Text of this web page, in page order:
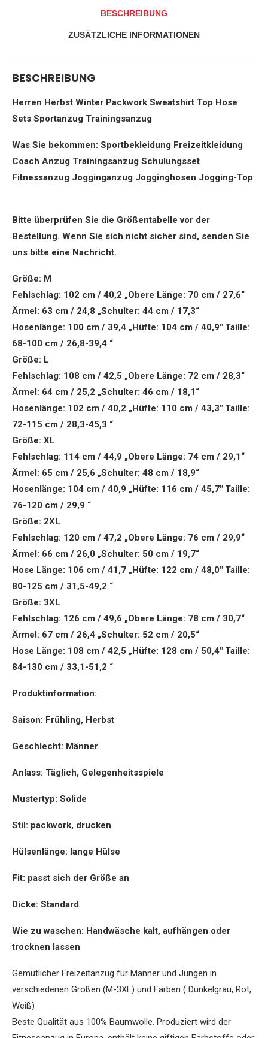
Männer…
BESCHREIBUNG
ZUSÄTZLICHE INFORMATIONEN
BESCHREIBUNG
Herren Herbst Winter Packwork Sweatshirt Top Hose
Sets Sportanzug Trainingsanzug
Was Sie bekommen: Sportbekleidung Freizeitkleidung
Coach Anzug Trainingsanzug Schulungsset
Fitnessanzug Jogginganzug Jogginghosen Jogging-Top
Bitte überprüfen Sie die Größentabelle vor der
Bestellung. Wenn Sie sich nicht sicher sind, senden Sie
uns bitte eine Nachricht.
Größe: M
Fehlschlag: 102 cm / 40,2 „Obere Länge: 70 cm / 27,6“
Ärmel: 63 cm / 24,8 „Schulter: 44 cm / 17,3“
Hosenlänge: 100 cm / 39,4 „Hüfte: 104 cm / 40,9″ Taille:
68-100 cm / 26,8-39,4 “
Größe: L
Fehlschlag: 108 cm / 42,5 „Obere Länge: 72 cm / 28,3“
Ärmel: 64 cm / 25,2 „Schulter: 46 cm / 18,1“
Hosenlänge: 102 cm / 40,2 „Hüfte: 110 cm / 43,3″ Taille:
72-115 cm / 28,3-45,3 “
Größe: XL
Fehlschlag: 114 cm / 44,9 „Obere Länge: 74 cm / 29,1“
Ärmel: 65 cm / 25,6 „Schulter: 48 cm / 18,9“
Hosenlänge: 104 cm / 40,9 „Hüfte: 116 cm / 45,7″ Taille:
76-120 cm / 29,9 “
Größe: 2XL
Fehlschlag: 120 cm / 47,2 „Obere Länge: 76 cm / 29,9“
Ärmel: 66 cm / 26,0 „Schulter: 50 cm / 19,7“
Hose Länge: 106 cm / 41,7 „Hüfte: 122 cm / 48,0″ Taille:
80-125 cm / 31,5-49,2 “
Größe: 3XL
Fehlschlag: 126 cm / 49,6 „Obere Länge: 78 cm / 30,7“
Ärmel: 67 cm / 26,4 „Schulter: 52 cm / 20,5“
Hose Länge: 108 cm / 42,5 „Hüfte: 128 cm / 50,4″ Taille:
84-130 cm / 33,1-51,2 “
Produktinformation:
Saison: Frühling, Herbst
Geschlecht: Männer
Anlass: Täglich, Gelegenheitsspiele
Mustertyp: Solide
Stil: packwork, drucken
Hülsenlänge: lange Hülse
Fit: passt sich der Größe an
Dicke: Standard
Wie zu waschen: Handwäsche kalt, aufhängen oder
trocknen lassen
Gemütlicher Freizeitanzug für Männer und Jungen in
verschiedenen Größen (M-3XL) und Farben ( Dunkelgrau, Rot,
Weiß)
Beste Qualität aus 100% Baumwolle. Produziert wird der